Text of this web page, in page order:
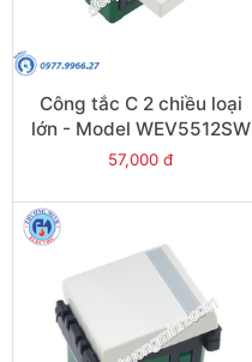
Công tắc C 2 chiều loại
lớn - Model WEV5512SW
57,000 đ